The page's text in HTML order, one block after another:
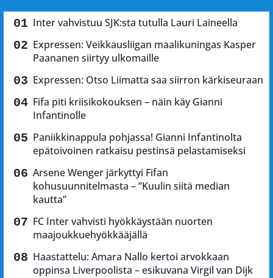
Inter vahvistuu SJK:sta tutulla Lauri Laineella
Expressen: Veikkausliigan maalikuningas Kasper
Paananen siirtyy ulkomaille
Expressen: Otso Liimatta saa siirron kärkiseuraan
Fifa piti kriisikokouksen – näin käy Gianni
Infantinolle
Paniikkinappula pohjassa! Gianni Infantinolta
epätoivoinen ratkaisu pestinsä pelastamiseksi
Arsene Wenger järkyttyi Fifan
kohusuunnitelmasta – ”Kuulin siitä median
kautta”
FC Inter vahvisti hyökkäystään nuorten
maajoukkuehyökkääjällä
Haastattelu: Amara Nallo kertoi arvokkaan
oppinsa Liverpoolista – esikuvana Virgil van Dijk